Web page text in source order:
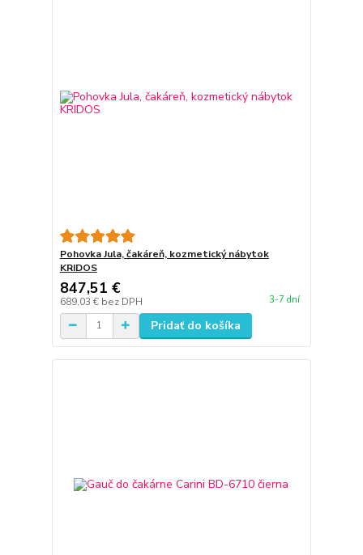
Pohovka Jula, čakáreň, kozmetický nábytok
KRIDOS
847,51 €
689,03 € bez DPH 3-7 dní
Pridať do košíka